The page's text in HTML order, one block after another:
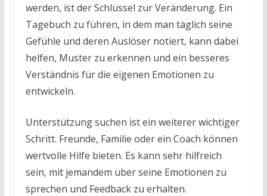
werden, ist der Schlüssel zur Veränderung. Ein
Tagebuch zu führen, in dem man täglich seine
Gefühle und deren Auslöser notiert, kann dabei
helfen, Muster zu erkennen und ein besseres
Verständnis für die eigenen Emotionen zu
entwickeln.
Unterstützung suchen ist ein weiterer wichtiger
Schritt. Freunde, Familie oder ein Coach können
wertvolle Hilfe bieten. Es kann sehr hilfreich
sein, mit jemandem über seine Emotionen zu
sprechen und Feedback zu erhalten.